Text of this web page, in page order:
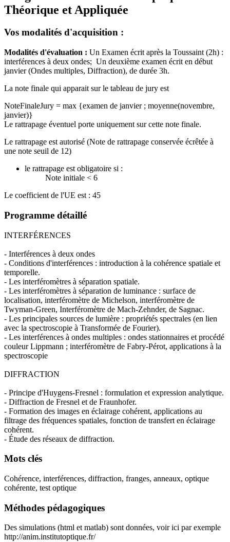
Théorique et Appliquée
Vos modalités d'acquisition :
Modalités d'évaluation : Un Examen écrit après la Toussaint (2h) :
interférences à deux ondes; Un deuxième examen écrit en début
janvier (Ondes multiples, Diffraction), de durée 3h.
La note finale qui apparait sur le tableau de jury est
NoteFinaleJury = max {examen de janvier ; moyenne(novembre,
janvier)}
Le rattrapage éventuel porte uniquement sur cette note finale.
Le rattrapage est autorisé (Note de rattrapage conservée écrêtée à
une note seuil de 12)
le rattrapage est obligatoire si :
Note initiale < 6
Le coefficient de l'UE est : 45
Programme détaillé
INTERFÉRENCES
- Interférences à deux ondes
- Conditions d'interférences : introduction à la cohérence spatiale et
temporelle.
- Les interféromètres à séparation spatiale.
- Les interféromètres à séparation de luminance : surface de
localisation, interféromètre de Michelson, interféromètre de
Twyman-Green, Interféromètre de Mach-Zehnder, de Sagnac.
- Les principales sources de lumière : propriétés spectrales (en lien
avec la spectroscopie à Transformée de Fourier).
- Les interférences à ondes multiples : ondes stationnaires et procédé
couleur Lippmann ; interféromètre de Fabry-Pérot, applications à la
spectroscopie
DIFFRACTION
- Principe d'Huygens-Fresnel : formulation et expression analytique.
- Diffraction de Fresnel et de Fraunhofer.
- Formation des images en éclairage cohérent, applications au
filtrage des fréquences spatiales, fonction de transfert en éclairage
cohérent.
- Étude des réseaux de diffraction.
Mots clés
Cohérence, interférences, diffraction, franges, anneaux, optique
cohérente, test optique
Méthodes pédagogiques
Des simulations (html et matlab) sont données, voir ici par exemple
http://anim.institutoptique.fr/